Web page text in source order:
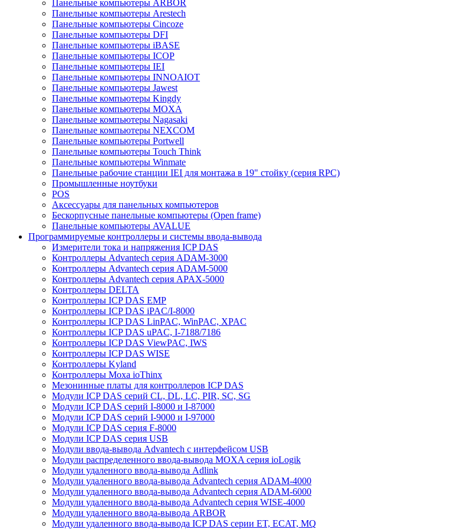
Панельные компьютеры ARBOR
Панельные компьютеры Arestech
Панельные компьютеры Cincoze
Панельные компьютеры DFI
Панельные компьютеры iBASE
Панельные компьютеры ICOP
Панельные компьютеры IEI
Панельные компьютеры INNOAIOT
Панельные компьютеры Jawest
Панельные компьютеры Kingdy
Панельные компьютеры MOXA
Панельные компьютеры Nagasaki
Панельные компьютеры NEXCOM
Панельные компьютеры Portwell
Панельные компьютеры Touch Think
Панельные компьютеры Winmate
Панельные рабочие станции IEI для монтажа в 19" стойку (серия RPC)
Промышленные ноутбуки
POS
Аксессуары для панельных компьютеров
Бескорпусные панельные компьютеры (Open frame)
Панельные компьютеры AVALUE
Программируемые контроллеры и системы ввода-вывода
Измерители тока и напряжения ICP DAS
Контроллеры Advantech серия ADAM-3000
Контроллеры Advantech серия ADAM-5000
Контроллеры Advantech серия APAX-5000
Контроллеры DELTA
Контроллеры ICP DAS EMP
Контроллеры ICP DAS iPAC/I-8000
Контроллеры ICP DAS LinPAC, WinPAC, XPAC
Контроллеры ICP DAS uPAC, I-7188/7186
Контроллеры ICP DAS ViewPAC, IWS
Контроллеры ICP DAS WISE
Контроллеры Kyland
Контроллеры Moxa ioThinx
Мезонинные платы для контроллеров ICP DAS
Модули ICP DAS серий CL, DL, LC, PIR, SC, SG
Модули ICP DAS серий I-8000 и I-87000
Модули ICP DAS серий I-9000 и I-97000
Модули ICP DAS серия F-8000
Модули ICP DAS серия USB
Модули ввода-вывода Advantech с интерфейсом USB
Модули распределенного ввода-вывода MOXA серия ioLogik
Модули удаленного ввода-вывода Adlink
Модули удаленного ввода-вывода Advantech серия ADAM-4000
Модули удаленного ввода-вывода Advantech серия ADAM-6000
Модули удаленного ввода-вывода Advantech серия WISE-4000
Модули удаленного ввода-вывода ARBOR
Модули удаленного ввода-вывода ICP DAS серии ET, ECAT, MQ